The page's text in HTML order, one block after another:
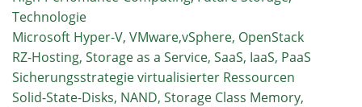
Technologie
Microsoft Hyper-V, VMware,vSphere, OpenStack
RZ-Hosting, Storage as a Service, SaaS, IaaS, PaaS
Sicherungsstrategie virtualisierter Ressourcen
Solid-State-Disks, NAND, Storage Class Memory,